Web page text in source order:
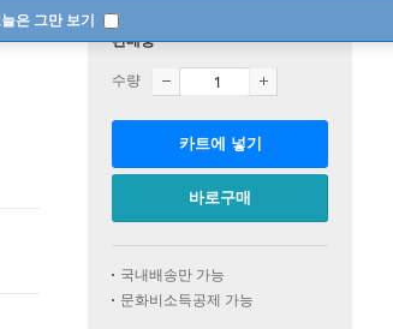
늘은 그만 보기
판매중
수량
카트에 넣기
바로구매
국내배송만 가능
문화비소득공제 가능